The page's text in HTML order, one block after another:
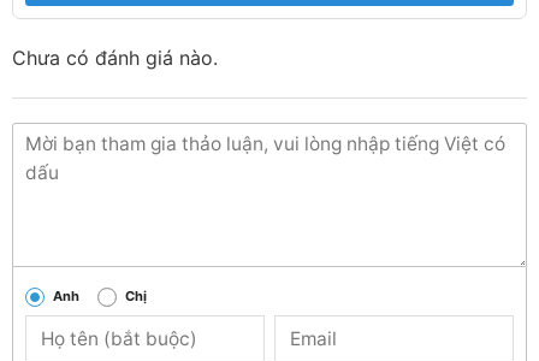
Chưa có đánh giá nào.
Anh Chị